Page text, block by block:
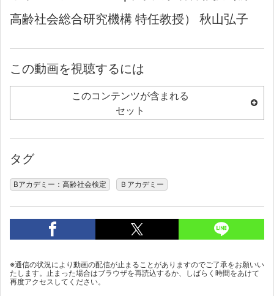
高齢社会総合研究機構 特任教授） 秋山弘子
この動画を視聴するには
このコンテンツが含まれる
セット
タグ
Bアカデミー：高齢社会検定 Ｂアカデミー
※通信の状況により動画の配信が止まることがありますのでご了承をお願いい
たします。止まった場合はブラウザを再読込するか、しばらく時間をあけて
再度アクセスしてください。